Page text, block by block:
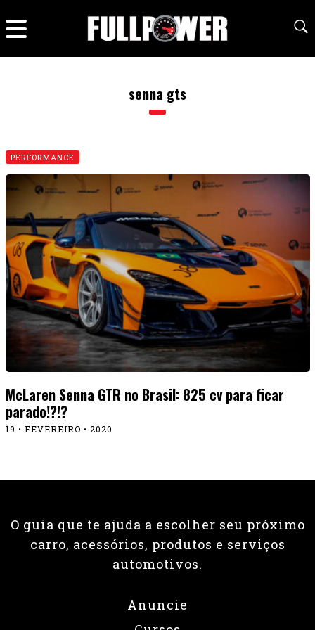
senna gts
PERFORMANCE
McLaren Senna GTR no Brasil: 825 cv para ficar
parado!?!?
19 • FEVEREIRO • 2020
O guia que te ajuda a escolher seu próximo
carro, acessórios, produtos e serviços
automotivos.
Anuncie